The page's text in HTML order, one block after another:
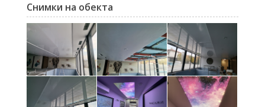
Снимки на обекта